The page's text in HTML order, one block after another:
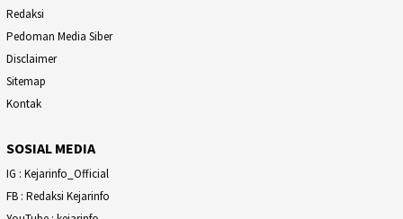
Redaksi
Pedoman Media Siber
Disclaimer
Sitemap
Kontak
SOSIAL MEDIA
IG : Kejarinfo_Official
FB : Redaksi Kejarinfo